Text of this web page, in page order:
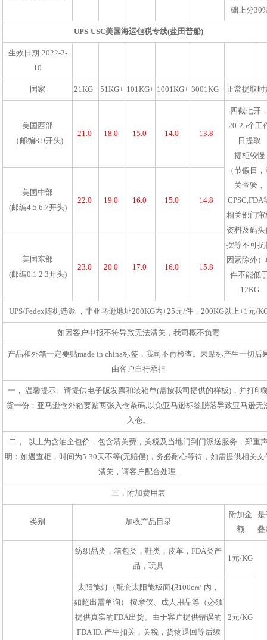
础上分
UPS-USC美国海运包税专线(盐田普船)
生效日期:2022-2-
10
国家 21KG+ 51KG+ 101KG+ 1001KG+ 3001KG+ 正常提取时
美国西部
（邮编8.9开头)
21.0 18.0 15.0 14.0 13.8
四截七开
20-25个工
日提取
提柜较慢
（节假日
关查验，
CPSC,FDA
相关部门审
资料及码头
摆等不可抗
因素除外）
件不能低
12KG
美国中部
(邮编4.5.6.7开头)
22.0 19.0 16.0 15.0 14.8
美国东部
(邮编0.1.2.3开头)
23.0 20.0 17.0 16.0 15.8
UPS/Fedex随机选派 ，非亚马逊地址200KG内+25元/件，200KG以上+1元/
如因客户申报不符导致无法清关，我司概不负责
产品和外箱一定要贴made in china标签，我司不再检查。未贴标产生一切后
由客户自行承担
一， 温馨提示: 请提供电子版发票和装箱单(需按我司提供的样板)，并打印
货一份；亚马逊仓外箱要贴两张入仓条码,以免亚马逊标签脱落导致亚马逊无
入仓。
二， 以上为含油全包价，包含清关费，关税及当地门到门派送服务，郑重
明：如遇查柜，时间为5-30天不等(无赔偿)，务必耐心等待，如需提供相关文
清关，请客户配合处理.
三，附加费用表
类别 加收产品目录
附加金
额
是
叠
纺织品类，箱包类，鞋类，皮革，FDA类产
品，玩具
1元/KG
太阳能灯（配套太阳能板面积100c㎡ 内，
如超出需单询） 按摩仪、成人用品等（必须
提供真实的FDA出货。由于客户提供错误的
FDA ID. 产生扣关，关税，货物退回等后续
2元/KG